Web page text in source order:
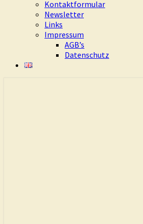
Kontaktformular
Newsletter
Links
Impressum
AGB’s
Datenschutz